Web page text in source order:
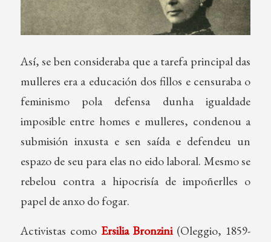
Así, se ben consideraba que a tarefa principal das
mulleres era a educación dos fillos e censuraba o
feminismo pola defensa dunha igualdade
imposible entre homes e mulleres, condenou a
submisión inxusta e sen saída e defendeu un
espazo de seu para elas no eido laboral. Mesmo se
rebelou contra a hipocrisía de impoñerlles o
papel de anxo do fogar.
Activistas como Ersilia Bronzini(Oleggio, 1859-